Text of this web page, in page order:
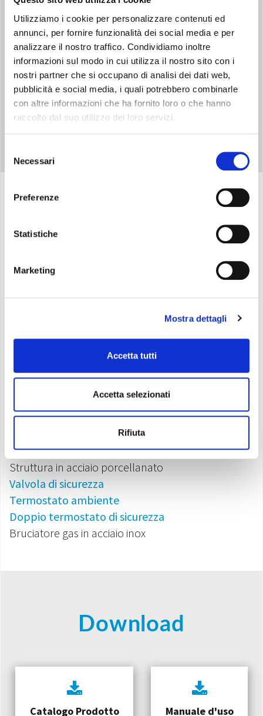
Utilizziamo i cookie per personalizzare contenuti ed
annunci, per fornire funzionalità dei social media e per
analizzare il nostro traffico. Condividiamo inoltre
informazioni sul modo in cui utilizza il nostro sito con i
nostri partner che si occupano di analisi dei dati web,
pubblicità e social media, i quali potrebbero combinarle
con altre informazioni che ha fornito loro o che hanno
raccolto dal suo utilizzo dei loro servizi.
delNecessari
Preferenze
Statistiche
Marketing
Mostra dettagli
Accetta tutti
Accetta selezionati
Rifiuta
DOPPIO SISTEMA DI SICUREZZA
Termostato ambiente, doppio termostato di sicurezza e
valvola di sicurezza
di potenza,90-175
m³
8800 Wdi potenza,
SG 125 TURBO HE, fino a9000 Wdi potenza,115-
CARATTERISTICHE
Alimentazione:Metano - GPL
Struttura in acciaio porcellanato
Valvola di sicurezza
Termostato ambiente
Doppio termostato di sicurezza
Bruciatore gas in acciaio inox
Download
Catalogo Prodotto Manuale d'uso